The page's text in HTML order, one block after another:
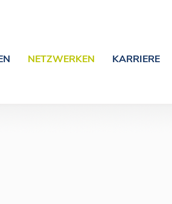
NETZWERKEN KARRIERE